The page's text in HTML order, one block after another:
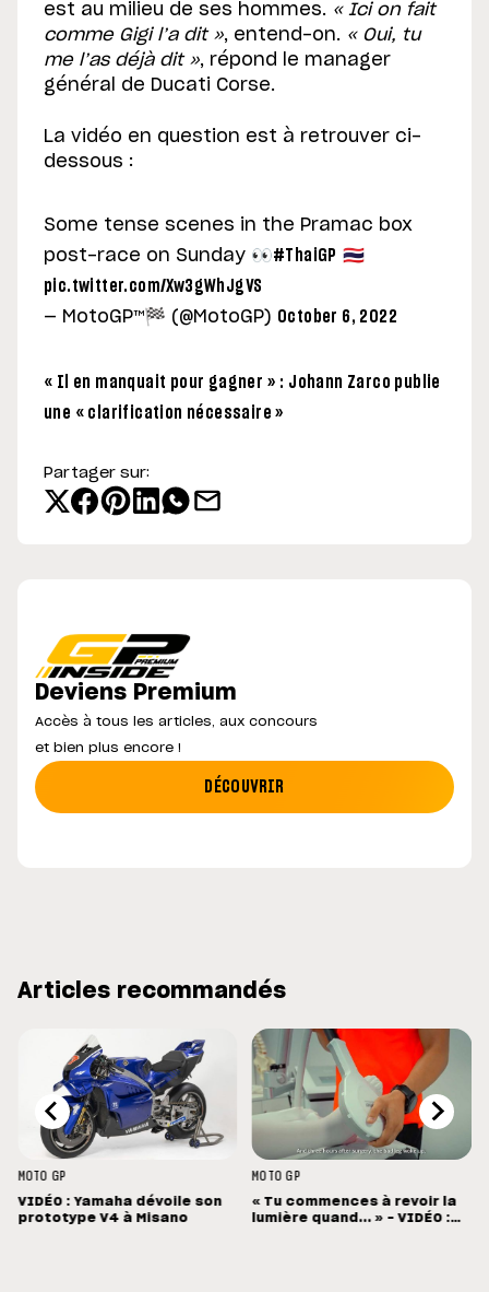
est au milieu de ses hommes. « Ici on fait
comme Gigi l’a dit », entend-on. « Oui, tu
me l’as déjà dit », répond le manager
général de Ducati Corse.
La vidéo en question est à retrouver ci-
dessous :
Some tense scenes in the Pramac box
post-race on Sunday 👀#ThaiGP 🇹🇭
pic.twitter.com/Xw3gWhJgVS
— MotoGP™🏁 (@MotoGP) October 6, 2022
« Il en manquait pour gagner » : Johann Zarco publie
une « clarification nécessaire »
Partager sur:
Deviens Premium
Accès à tous les articles, aux concours
et bien plus encore !
DÉCOUVRIR
Articles recommandés
MOTO GP
VIDÉO : Yamaha dévoile son
prototype V4 à Misano
MOTO GP
« Tu commences à revoir la
lumière quand... » - VIDÉO :